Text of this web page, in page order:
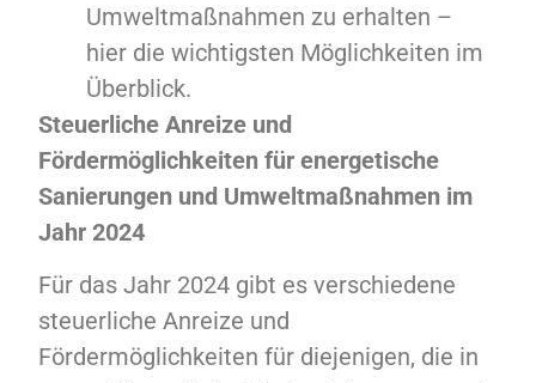
Umweltmaßnahmen zu erhalten –
hier die wichtigsten Möglichkeiten im
Überblick.
Steuerliche Anreize und
Fördermöglichkeiten für energetische
Sanierungen und Umweltmaßnahmen im
Jahr 2024
Für das Jahr 2024 gibt es verschiedene
steuerliche Anreize und
Fördermöglichkeiten für diejenigen, die in